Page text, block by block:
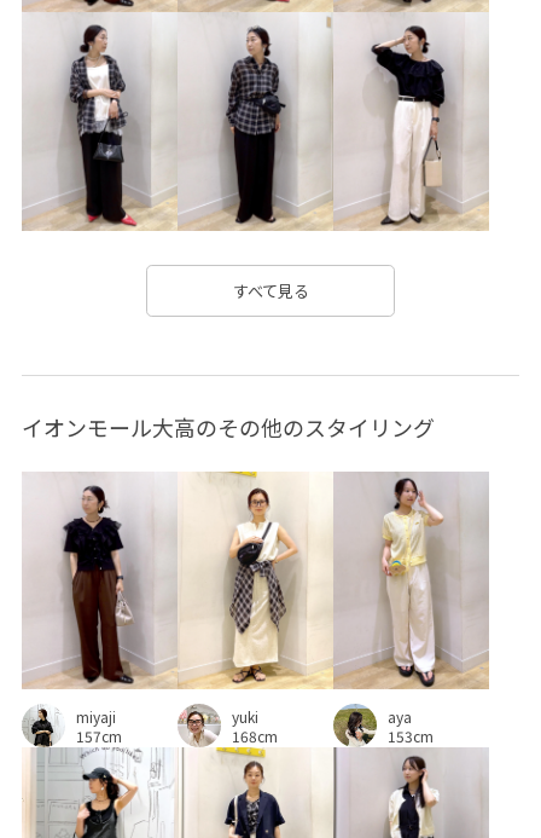
きれいめ きれいめカジュアル
ちゃんとプラスかわいい保証 やや長め ウエストがゴム
ウエストシェイプ カジュアル ギャザーデザイン
クーポン対象商品 ゴム仕様 サブバッグ
シンプル シンプルなデザイン ジャケット ジーンズ
ニット ハイウエスト ハイライズ ビスチェ
フィット感 フェイクレザー フリーサイズ
ヘンリーネック ベルト ミニバッグ リブニット
レイヤードスタイル レイヤード風 ヴィンテージ
ヴィンテージ加工 ヴィンテージ感 伸縮性
光沢感 合わせやすい 大人っぽい 大人カジュアル
大人可愛い 定番 幅広 快適 快適なはき心地
抜け感 機能素材 爽やか 秋冬
程よい肉感 穿き心地が良い 細見え
股上深め 脚長効果 軽量素材
すべて見る
イオンモール大高のその他のスタイリング
miyaji
157cm
yuki
168cm
aya
153cm